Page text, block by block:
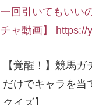
一回引いてもいい
チャ動画】
【覚醒！】競馬
だけでキャラを当